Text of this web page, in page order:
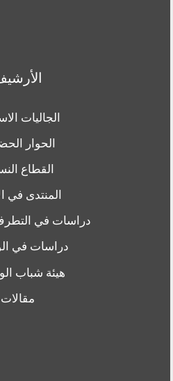
الجاليات
الحوار
القطاع
المنتدى في
دراسات في
دراسات في
هيئة شباب
مقالات